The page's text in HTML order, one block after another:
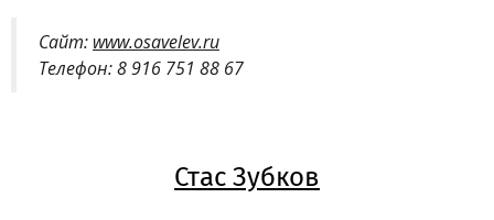
Сайт: www.osavelev.ru
Телефон: 8 916 751 88 67
Стас Зубков